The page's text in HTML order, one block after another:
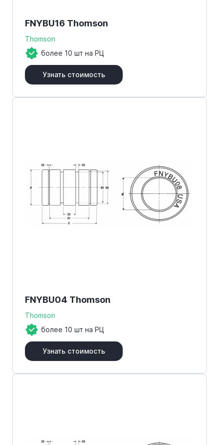
FNYBU16 Thomson
Thomson
более 10 шт на РЦ
Узнать стоимость
FNYBU04 Thomson
Thomson
более 10 шт на РЦ
Узнать стоимость